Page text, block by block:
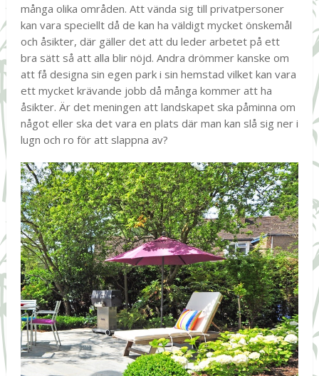
många olika områden. Att vända sig till privatpersoner
kan vara speciellt då de kan ha väldigt mycket önskemål
och åsikter, där gäller det att du leder arbetet på ett
bra sätt så att alla blir nöjd. Andra drömmer kanske om
att få designa sin egen park i sin hemstad vilket kan vara
ett mycket krävande jobb då många kommer att ha
åsikter. Är det meningen att landskapet ska påminna om
något eller ska det vara en plats där man kan slå sig ner i
lugn och ro för att slappna av?